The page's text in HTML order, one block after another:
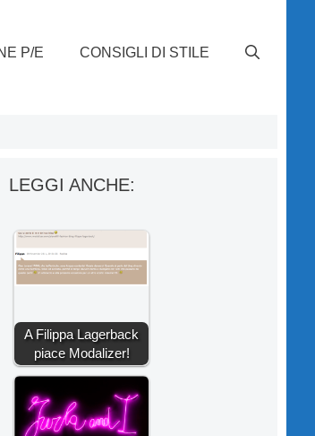
P/E CONSIGLI DI STILE
LEGGI ANCHE:
A Filippa Lagerback
piace Modalizer!